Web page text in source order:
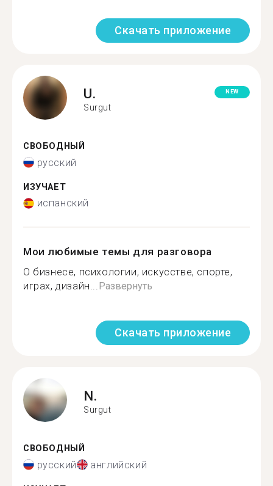
Скачать приложение
U.
Surgut
NEW
СВОБОДНЫЙ
русский
ИЗУЧАЕТ
испанский
Мои любимые темы для разговора
О бизнесе, психологии, искусстве, спорте,
играх, дизайн...Развернуть
Скачать приложение
N.
Surgut
СВОБОДНЫЙ
русский английский